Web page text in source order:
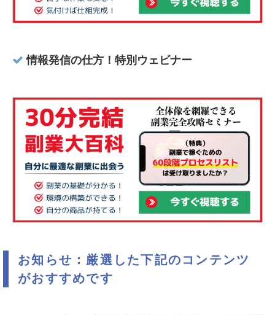
情報発信の仕方！特別ウェビナー
お知らせ：厳選した下記のコンテンツ
がおすすめです